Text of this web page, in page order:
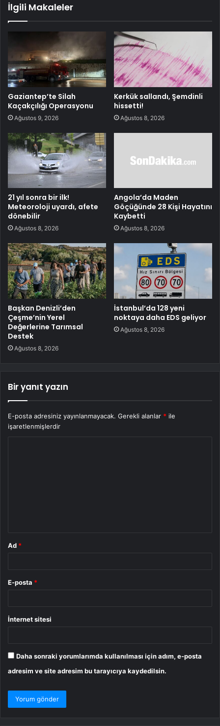
İlgili Makaleler
Gaziantep’te Silah
Kaçakçılığı Operasyonu
Ağustos 9, 2026
Kerkük sallandı, Şemdinli
hissetti!
Ağustos 8, 2026
21 yıl sonra bir ilk!
Meteoroloji uyardı, afete
dönebilir
Ağustos 8, 2026
Angola’da Maden
Göçüğünde 28 Kişi Hayatını
Kaybetti
Ağustos 8, 2026
Başkan Denizli’den
Çeşme’nin Yerel
Değerlerine Tarımsal
Destek
Ağustos 8, 2026
İstanbul’da 128 yeni
noktaya daha EDS geliyor
Ağustos 8, 2026
Bir yanıt yazın
E-posta adresiniz yayınlanmayacak. Gerekli alanlar * ile
işaretlenmişlerdir
Ad *
E-posta *
İnternet sitesi
Daha sonraki yorumlarımda kullanılması için adım, e-posta
adresim ve site adresim bu tarayıcıya kaydedilsin.